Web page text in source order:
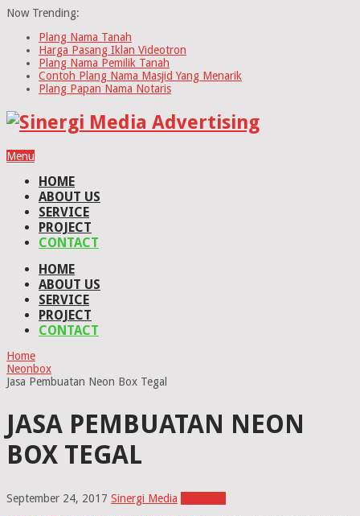
Now Trending:
Plang Nama Tanah
Harga Pasang Iklan Videotron
Plang Nama Pemilik Tanah
Contoh Plang Nama Masjid Yang Menarik
Plang Papan Nama Notaris
Menu
HOME
ABOUT US
SERVICE
PROJECT
CONTACT
HOME
ABOUT US
SERVICE
PROJECT
CONTACT
Home
Neonbox
Jasa Pembuatan Neon Box Tegal
JASA PEMBUATAN NEON
BOX TEGAL
September 24, 2017 Sinergi Media